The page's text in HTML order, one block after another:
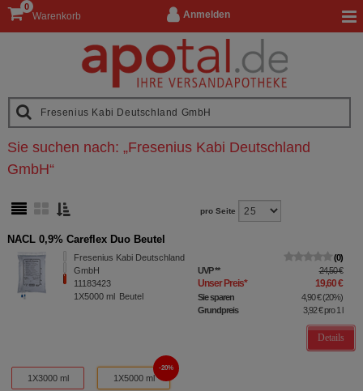
Anmelden
Warenkorb
0
Sie suchen nach: „Fresenius Kabi Deutschland
GmbH“
pro Seite
NACL 0,9% Careflex Duo Beutel
Fresenius Kabi Deutschland
GmbH
11183423
1X5000 ml Beutel
0
UVP** 24,50 €
Unser Preis* 19,60 €
Sie sparen 4,90 €(20%)
Grundpreis
3,92 €pro 1 l
Details
1X3000 ml 1X5000 ml
20%